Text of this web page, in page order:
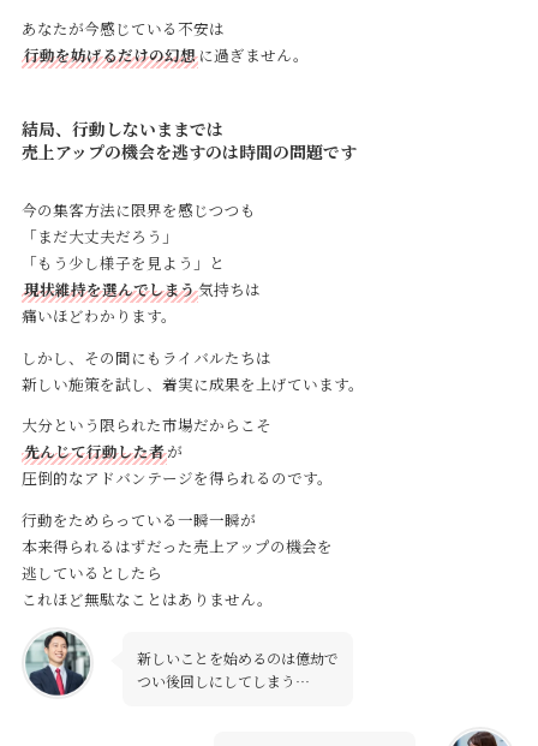
Service
Reservation
公式アプリ
あなたが今感じている不安は
行動を妨げるだけの幻想に過ぎません。
結局、行動しないままでは
売上アップの機会を逃すのは時間の問題です
今の集客方法に限界を感じつつも
「まだ大丈夫だろう」
「もう少し様子を見よう」と
現状維持を選んでしまう気持ちは
痛いほどわかります。
しかし、その間にもライバルたちは
新しい施策を試し、着実に成果を上げています。
大分という限られた市場だからこそ
先んじて行動した者が
圧倒的なアドバンテージを得られるのです。
行動をためらっている一瞬一瞬が
本来得られるはずだった売上アップの機会を
逃しているとしたら
これほど無駄なことはありません。
新しいことを始めるのは億劫で
つい後回しにしてしまう…